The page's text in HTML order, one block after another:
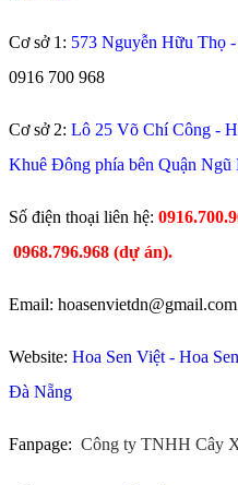
Cơ sở 1: 573 Nguyễn Hữu Thọ
0916 700 968
Cơ sở 2: Lô 25 Võ Chí Công -
Khuê Đông phía bên Quận Ngũ
​Số điện thoại liên hệ:
0968.796.968 (dự án).
Email: hoasenvietdn@gmail.com
Website: Hoa Sen Việt - Hoa
Đà Nẵng
Fanpage: Công ty TNHH Cây